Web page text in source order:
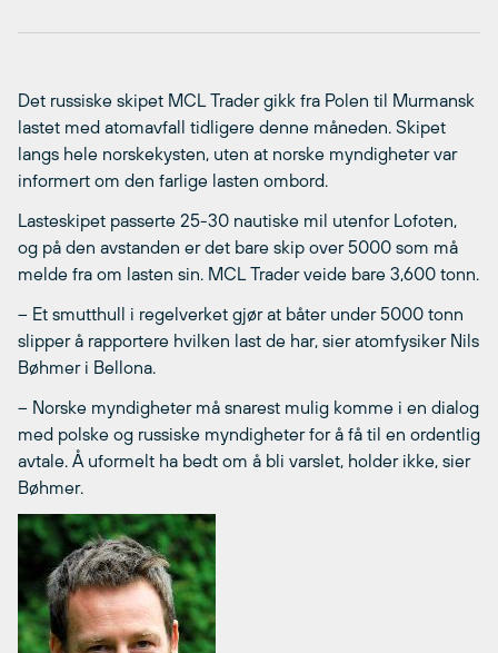
Det russiske skipet MCL Trader gikk fra Polen til Murmansk
lastet med atomavfall tidligere denne måneden. Skipet
langs hele norskekysten, uten at norske myndigheter var
informert om den farlige lasten ombord.
Lasteskipet passerte 25-30 nautiske mil utenfor Lofoten,
og på den avstanden er det bare skip over 5000 som må
melde fra om lasten sin. MCL Trader veide bare 3,600 tonn.
– Et smutthull i regelverket gjør at båter under 5000 tonn
slipper å rapportere hvilken last de har, sier atomfysiker Nils
Bøhmer i Bellona.
– Norske myndigheter må snarest mulig komme i en dialog
med polske og russiske myndigheter for å få til en ordentlig
avtale. Å uformelt ha bedt om å bli varslet, holder ikke, sier
Bøhmer.